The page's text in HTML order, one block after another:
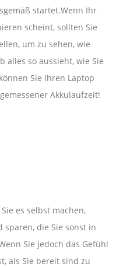
startet.Wenn Ihr
scheint, sollten Sie
um zu sehen, wie
alles so aussieht, wie Sie
Sie Ihren Laptop
Akkulaufzeit!
es selbst machen,
sparen, die Sie sonst in
Sie jedoch das Gefühl
als Sie bereit sind zu